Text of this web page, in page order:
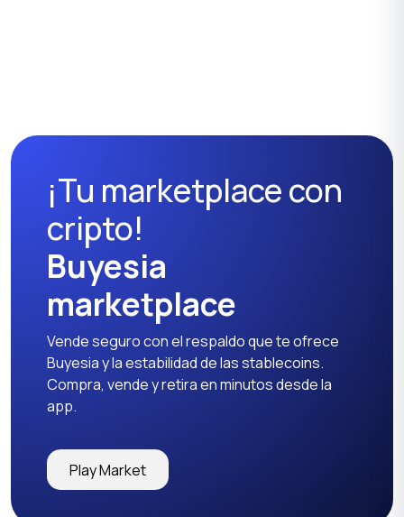
¡Tu marketplace con
cripto!
Buyesia
marketplace
Vende seguro con el respaldo que te ofrece
Buyesia y la estabilidad de las stablecoins.
Compra, vende y retira en minutos desde la
app.
Play Market